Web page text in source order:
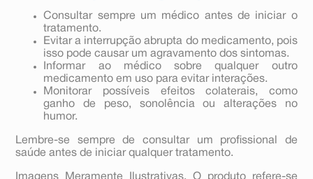
Consultar sempre um médico antes de iniciar o
tratamento.
Evitar a interrupção abrupta do medicamento, pois
isso pode causar um agravamento dos sintomas.
Informar ao médico sobre qualquer outro
medicamento em uso para evitar interações.
Monitorar possíveis efeitos colaterais, como
ganho de peso, sonolência ou alterações no
humor.
Lembre-se sempre de consultar um profissional de
saúde antes de iniciar qualquer tratamento.